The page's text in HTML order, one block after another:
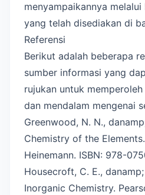
menyampaikannya
yang telah disediakan di
Referensi
Berikut adalah beberapa
sumber informasi yang
rujukan untuk
dan mendalam mengenai
Greenwood, N. N.,
Chemistry of the
Heinemann. ISBN: 978-
Housecroft, C. E.,
Inorganic Chemistry.